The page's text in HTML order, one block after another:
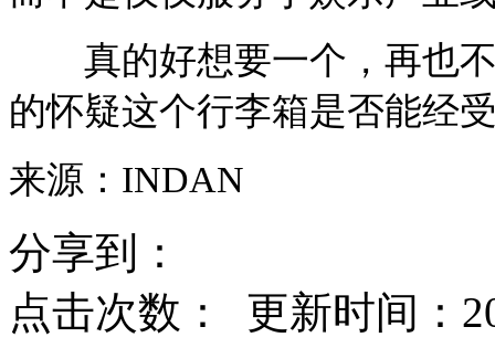
真的好想要一个，再也不
的怀疑这个行李箱是否能经
来源：INDAN
分享到：
点击次数：
更新时间：